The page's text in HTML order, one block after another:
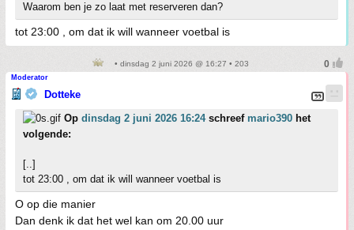
Waarom ben je zo laat met reserveren dan?
tot 23:00 , om dat ik will wanneer voetbal is
• dinsdag 2 juni 2026 @ 16:27 • 203
Moderator
Dotteke
Op dinsdag 2 juni 2026 16:24schreef mario390 het
volgende:
[..]
tot 23:00 , om dat ik will wanneer voetbal is
O op die manier
Dan denk ik dat het wel kan om 20.00 uur